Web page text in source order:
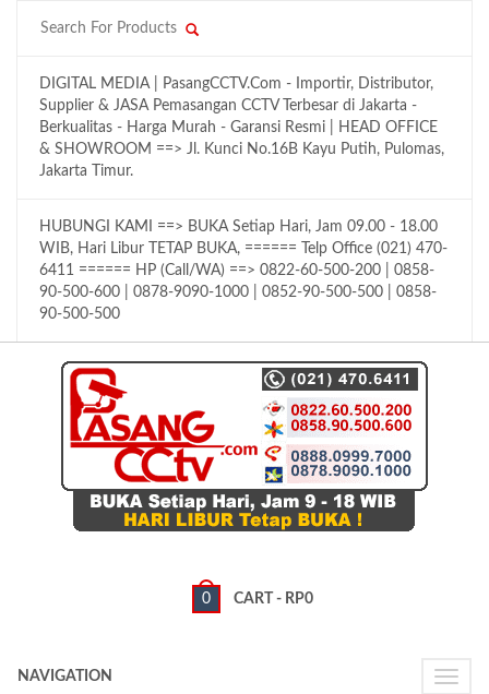
DIGITAL MEDIA | PasangCCTV.Com - Importir, Distributor,
Supplier & JASA Pemasangan CCTV Terbesar di Jakarta -
Berkualitas - Harga Murah - Garansi Resmi | HEAD OFFICE
& SHOWROOM ==> Jl. Kunci No.16B Kayu Putih, Pulomas,
Jakarta Timur.
HUBUNGI KAMI ==> BUKA Setiap Hari, Jam 09.00 - 18.00
WIB, Hari Libur TETAP BUKA, ====== Telp Office (021) 470-
6411 ====== HP (Call/WA) ==> 0822-60-500-200 | 0858-
90-500-600 | 0878-9090-1000 | 0852-90-500-500 | 0858-
90-500-500
0 CART - RP0
Toggle
NAVIGATION